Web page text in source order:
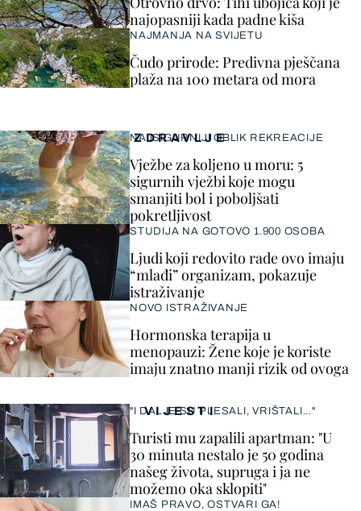
VIJESTI
"I DALJE SU PLESALI, VRIŠTALI..."
Turisti mu zapalili apartman: "U
30 minuta nestalo je 50 godina
našeg života, supruga i ja ne
možemo oka sklopiti"
IMAŠ PRAVO, OSTVARI GA!
ZDRAVLJE
NAJSIGURNIJI OBLIK REKREACIJE
Vježbe za koljeno u moru: 5
sigurnih vježbi koje mogu
smanjiti bol i poboljšati
pokretljivost
STUDIJA NA GOTOVO 1.900 OSOBA
Ljudi koji redovito rade ovo imaju
“mlađi” organizam, pokazuje
istraživanje
NOVO ISTRAŽIVANJE
Hormonska terapija u
menopauzi: Žene koje je koriste
imaju znatno manji rizik od ovoga
najopasniji kada padne kiša
NAJMANJA NA SVIJETU
Čudo prirode: Predivna pješčana
plaža na 100 metara od mora